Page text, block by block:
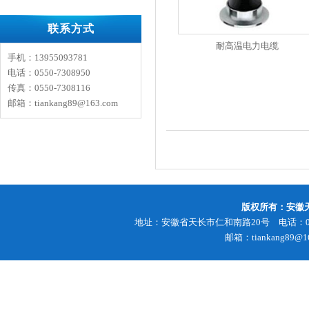
联系方式
手机：13955093781
电话：0550-7308950
传真：0550-7308116
邮箱：tiankang89@163.com
耐高温电力电缆
版权所有：安徽
地址：安徽省天长市仁和南路20号 电话
邮箱：